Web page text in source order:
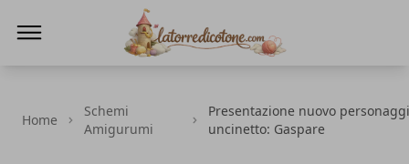
Home
Schemi
Amigurumi
Presentazione nuovo
uncinetto: Gaspare